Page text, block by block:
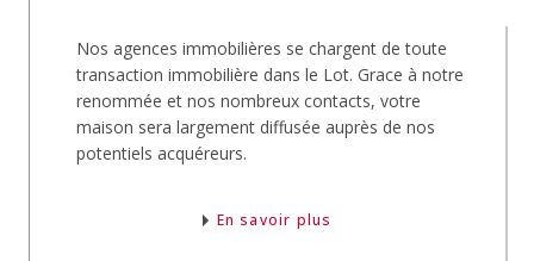
Le servicegestion locatives'occupera pour vous
de votre bien.
Depuis l'estimation de sa valeur locative, la
recherche et la mise en place du locataire jusqu'à
la rédaction et la signature des baux, nos
Nos agences immobilières se chargent de toute
transaction immobilière dans le Lot. Grace à notre
renommée et nos nombreux contacts, votre
maison sera largement diffusée auprès de nos
potentiels acquéreurs.
En savoir plus